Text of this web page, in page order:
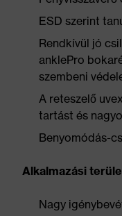
ESD szerint
Rendkívül jó
anklePro
szembeni
A reteszelő
tartást és
Benyomódás-
Alkalmazási
Nagy